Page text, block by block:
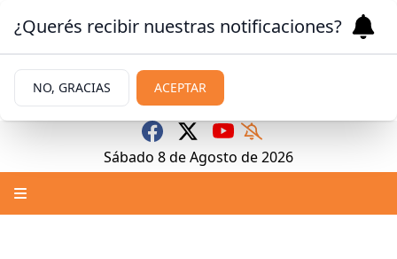
Sábado 8deAgosto de 2026
¿Querés recibir nuestras notificaciones?
NO, GRACIAS ACEPTAR